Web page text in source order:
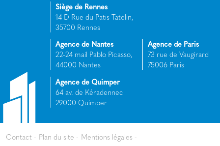
Siège de Rennes
14 D Rue du Patis Tatelin,
35700 Rennes
Agence de Nantes
22-24 mail Pablo Picasso,
44000 Nantes
Agence de Paris
73 rue de Vaugirard
75006 Paris
Agence de Quimper
64 av. de Kéradennec
29000 Quimper
Contact Plan du site Mentions légales